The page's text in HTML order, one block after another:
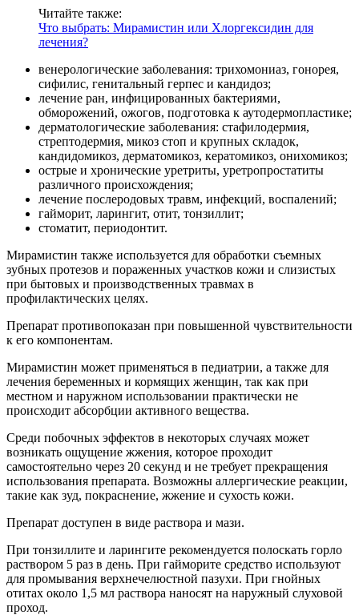
Читайте также:
Что выбрать: Мирамистин или Хлоргексидин для
лечения?
венерологические заболевания: трихомониаз, гонорея,
сифилис, генитальный герпес и кандидоз;
лечение ран, инфицированных бактериями,
обморожений, ожогов, подготовка к аутодермопластике;
дерматологические заболевания: стафилодермия,
стрептодермия, микоз стоп и крупных складок,
кандидомикоз, дерматомикоз, кератомикоз, онихомикоз;
острые и хронические уретриты, уретропростатиты
различного происхождения;
лечение послеродовых травм, инфекций, воспалений;
гайморит, ларингит, отит, тонзиллит;
стоматит, периодонтит.
Мирамистин также используется для обработки съемных
зубных протезов и пораженных участков кожи и слизистых
при бытовых и производственных травмах в
профилактических целях.
Препарат противопоказан при повышенной чувствительности
к его компонентам.
Мирамистин может применяться в педиатрии, а также для
лечения беременных и кормящих женщин, так как при
местном и наружном использовании практически не
происходит абсорбции активного вещества.
Среди побочных эффектов в некоторых случаях может
возникать ощущение жжения, которое проходит
самостоятельно через 20 секунд и не требует прекращения
использования препарата. Возможны аллергические реакции,
такие как зуд, покраснение, жжение и сухость кожи.
Препарат доступен в виде раствора и мази.
При тонзиллите и ларингите рекомендуется полоскать горло
раствором 5 раз в день. При гайморите средство используют
для промывания верхнечелюстной пазухи. При гнойных
отитах около 1,5 мл раствора наносят на наружный слуховой
проход.